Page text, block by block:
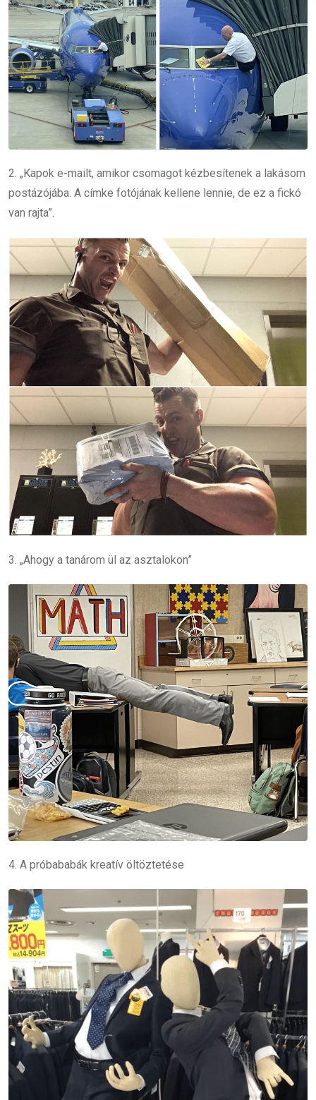
2. „Kapok e-mailt, amikor csomagot kézbesítenek a lakásom
postázójába. A címke fotójának kellene lennie, de ez a fickó
van rajta”.
3. „Ahogy a tanárom ül az asztalokon”
4. A próbababák kreatív öltöztetése